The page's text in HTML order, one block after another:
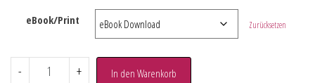
eBook/Print Zurücksetzen
- + In den Warenkorb